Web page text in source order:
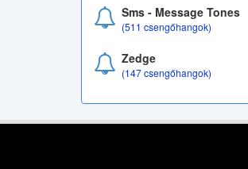
Sms - Message Tones
(511 csengőhangok)
Zedge
(147 csengőhangok)